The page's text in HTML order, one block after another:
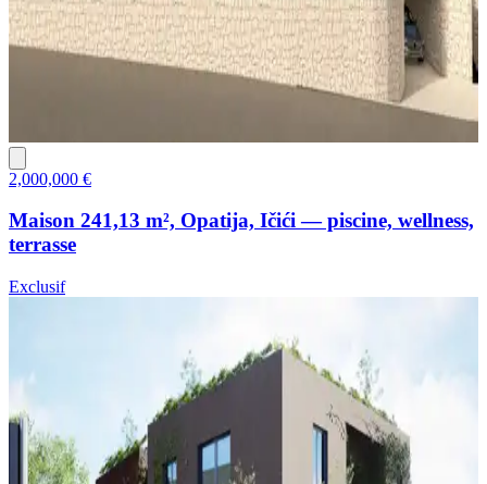
2,000,000 €
Maison 241,13 m², Opatija, Ičići — piscine, wellness,
terrasse
Exclusif